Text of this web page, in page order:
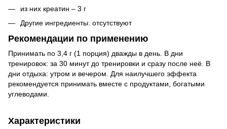
из них креатин – 3 г
Другие ингредиенты: отсутствуют
Рекомендации по применению
Принимать по 3,4 г (1 порция) дважды в день. В дни
тренировок: за 30 минут до тренировки и сразу после неё. В
дни отдыха: утром и вечером. Для наилучшего эффекта
рекомендуется принимать вместе с продуктами, богатыми
углеводами.
Характеристики